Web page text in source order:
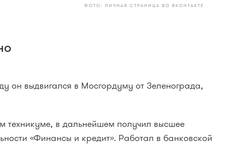
ФОТО: ЛИЧНАЯ СТРАНИЦА ВО ВКОНТАКТЕ
он выдвигался в Мосгордуму от Зеленограда,
техникуме, в дальнейшем получил высшее
«Финансы и кредит». Работал в банковской